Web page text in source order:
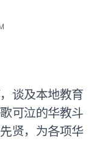
谈及本地教育
可泣的华教斗
贤，为各项华